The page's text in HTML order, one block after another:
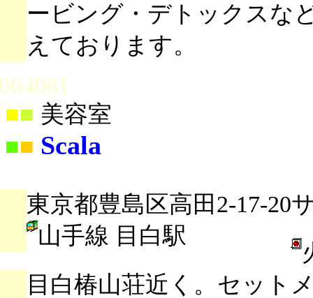
ービング・デトックスな
えております。
■ 美容室
■■ Scala
東京都豊島区高田2-17-20
山手線 目白駅
目白椿山荘近く。セット